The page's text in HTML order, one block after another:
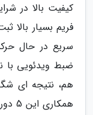
کیفیت بالا در
فریم بسیار بالا
سریع در حال
ضبط ویدئویی با
هم، نتیجه ای